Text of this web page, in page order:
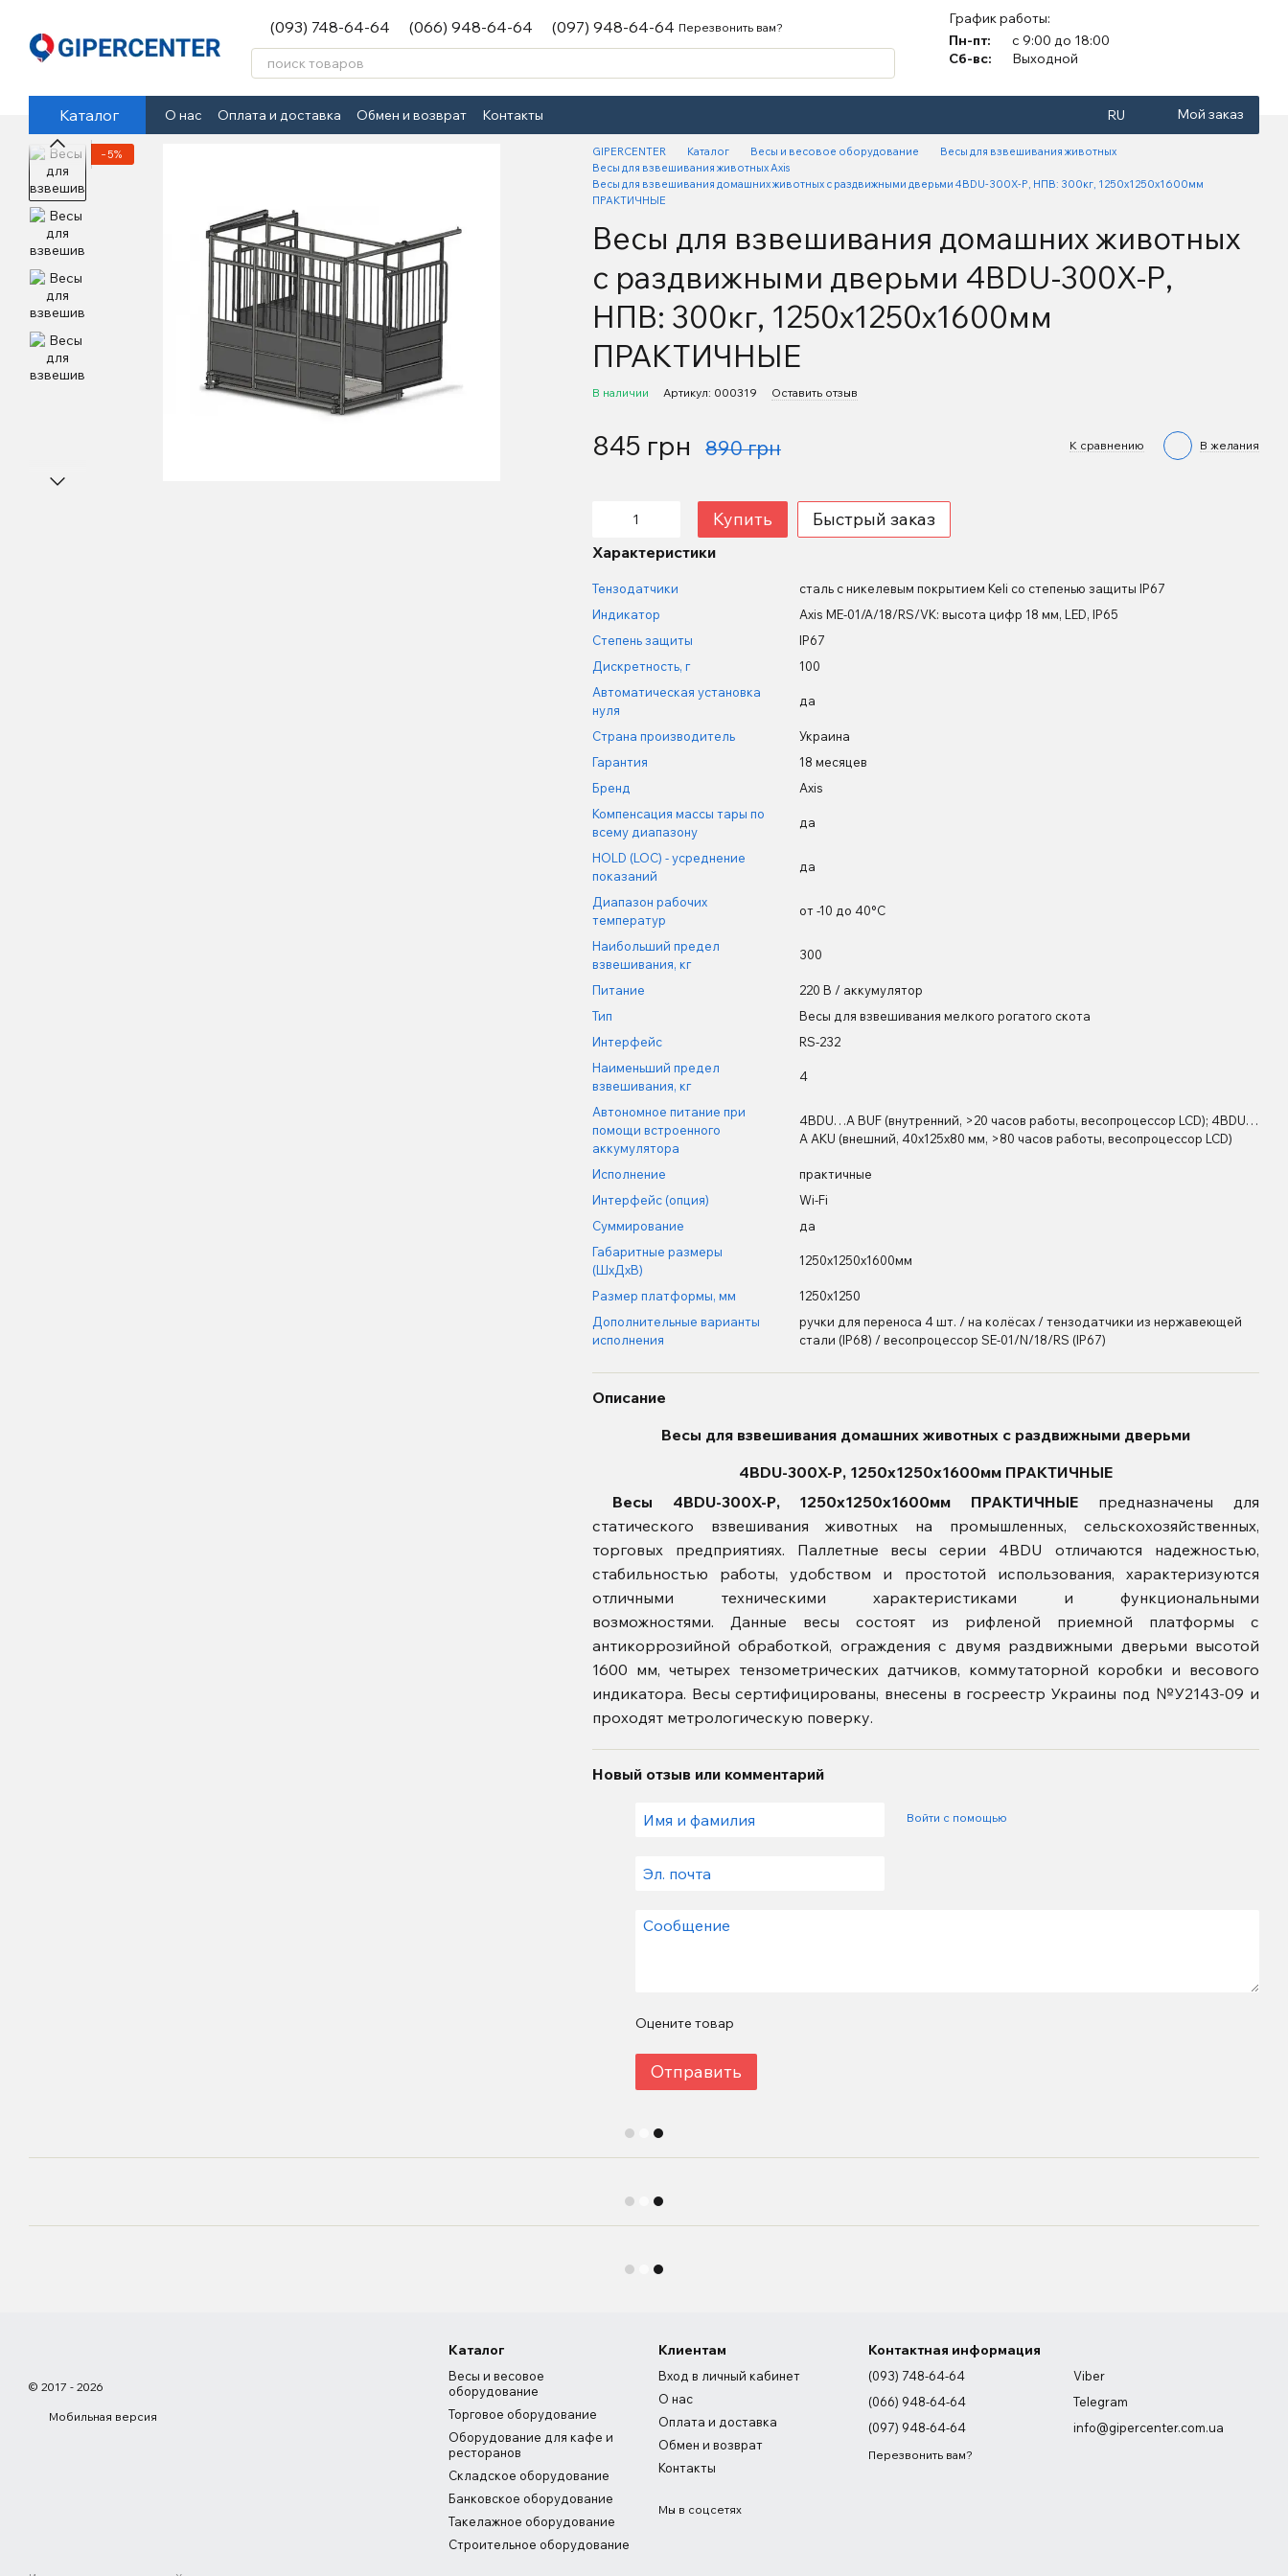
(093) 748-64-64 (066) 948-64-64 (097) 948-64-64 Перезвонить вам?
График работы:
Пн-пт:
с 9:00 до 18:00
Сб-вс:
Выходной
Каталог О нас Оплата и доставка Обмен и возврат Контакты RU Мой заказ
−5% GIPERCENTER Каталог Весы и весовое оборудование
Весы для взвешивания животных
Весы для взвешивания животных Axis
Весы для взвешивания домашних животных с раздвижными дверьми 4BDU-300X-Р, НПВ: 300кг, 1250х1250х1600мм
ПРАКТИЧНЫЕ
Весы для взвешивания домашних животных
с раздвижными дверьми 4BDU-300X-Р,
НПВ: 300кг, 1250х1250х1600мм
ПРАКТИЧНЫЕ
В наличии Артикул: 000319 Оставить отзыв
845 грн 890 грн К сравнению В желания
Купить Быстрый заказ
Характеристики
Тензодатчики
сталь с никелевым покрытием Keli со степенью защиты IP67
Индикатор
Axis ME-01/A/18/RS/VK: высота цифр 18 мм, LED, IP65
Степень защиты
IP67
Дискретность, г
100
Автоматическая установка
нуля
да
Страна производитель
Украина
Гарантия
18 месяцев
Бренд
Axis
Компенсация массы тары по
всему диапазону
да
HOLD (LOC) - усреднение
показаний
да
Диапазон рабочих
температур
от -10 до 40°С
Наибольший предел
взвешивания, кг
300
Питание
220 В / аккумулятор
Тип
Весы для взвешивания мелкого рогатого скота
Интерфейс
RS-232
Наименьший предел
взвешивания, кг
4
Автономное питание при
помощи встроенного
аккумулятора
4BDU…A BUF (внутренний, >20 часов работы, весопроцессор LCD); 4BDU…
A AKU (внешний, 40х125х80 мм, >80 часов работы, весопроцессор LCD)
Исполнение
практичные
Интерфейс (опция)
Wi-Fi
Суммирование
да
Габаритные размеры
(ШхДхВ)
1250х1250х1600мм
Размер платформы, мм
1250х1250
Дополнительные варианты
исполнения
ручки для переноса 4 шт. / на колёсах / тензодатчики из нержавеющей
стали (ІР68) / весопроцессор SE-01/N/18/RS (IP67)
Описание
Весы для взвешивания домашних животных с раздвижными дверьми
4BDU-300X-Р, 1250х1250х1600мм ПРАКТИЧНЫЕ
Весы 4BDU-300X-Р, 1250х1250х1600мм ПРАКТИЧНЫЕ предназначены для
статического взвешивания животных на промышленных, сельскохозяйственных,
торговых предприятиях. Паллетные весы серии 4BDU отличаются надежностью,
стабильностью работы, удобством и простотой использования, характеризуются
отличными техническими характеристиками и функциональными
возможностями. Данные весы состоят из
рифленой приемной платформы с
антикоррозийной обработкой, ограждения с двумя раздвижными дверьми высотой
1600 мм, четырех тензометрических датчиков, коммутаторной коробки и весового
индикатора. Весы сертифицированы, внесены в госреестр Украины под №У2143-09 и
проходят метрологическую поверку.
Новый отзыв или комментарий
Войти с помощью
Оцените товар
Отправить
© 2017 - 2026
Мобильная версия
Каталог
Весы и весовое
оборудование
Торговое оборудование
Оборудование для кафе и
ресторанов
Складское оборудование
Банковское оборудование
Такелажное оборудование
Строительное оборудование
Клиентам
Вход в личный кабинет
О нас
Оплата и доставка
Обмен и возврат
Контакты
Мы в соцсетях
Контактная информация
(093) 748-64-64
(066) 948-64-64
(097) 948-64-64
Перезвонить вам?
Viber
Telegram
info@gipercenter.com.ua